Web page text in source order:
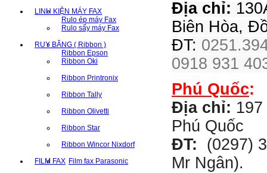
LINH KIỆN MÁY FAX
Rulo ép máy Fax
Rulo sấy máy Fax
RUY BĂNG ( Ribbon )
Ribbon Epson
Ribbon Oki
Ribbon Printronix
Ribbon Tally
Ribbon Olivetti
Ribbon Star
Ribbon Wincor Nixdorf
FILM FAX Film fax Parasonic
Địa chỉ:
Biên Hòa,
ĐT:
0918 931
Phú Quốc:
Địa chỉ:
Phú Quốc
ĐT:
(0297)
Mr Ngân).